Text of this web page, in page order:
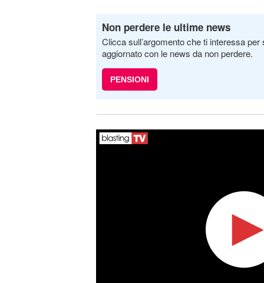
Non perdere le ultime news
Clicca sull’argomento che ti interessa
aggiornato con le news da non perdere.
PENSIONI